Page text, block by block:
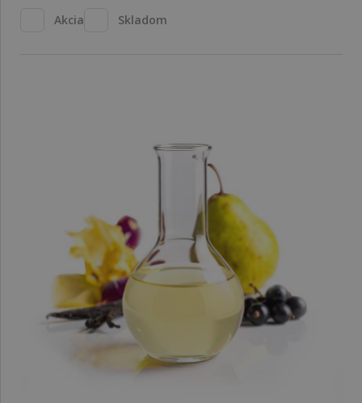
Akcia
Skladom